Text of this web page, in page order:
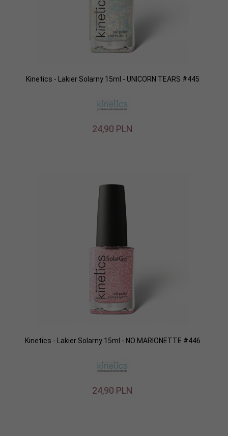
Kinetics - Lakier Solarny 15ml - UNICORN TEARS #445
24,90 PLN
Kinetics - Lakier Solarny 15ml - NO MARIONETTE #446
24,90 PLN